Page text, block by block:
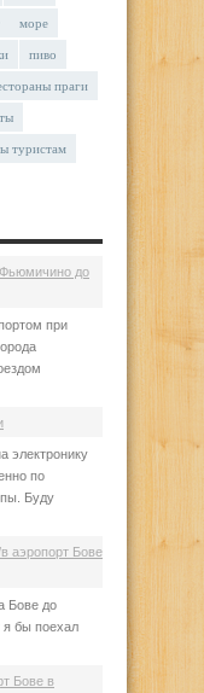
море
пиво
праги
туристам
Фьюмичино до
при
электронику
по
Буду
аэропорт Бове
Бове до
я бы поехал
Бове в